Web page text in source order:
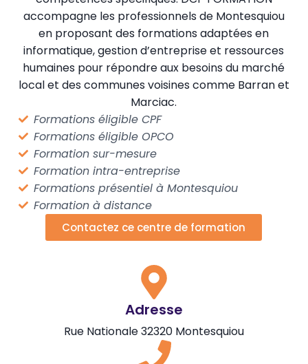
accompagne les professionnels de Montesquiou
en proposant des formations adaptées en
informatique, gestion d’entreprise et ressources
humaines pour répondre aux besoins du marché
local et des communes voisines comme Barran et
Marciac.
Formations éligible CPF
Formations éligible OPCO
Formation sur-mesure
Formation intra-entreprise
Formations présentiel à Montesquiou
Formation à distance
Contactez ce centre de formation
Adresse
Rue Nationale 32320 Montesquiou